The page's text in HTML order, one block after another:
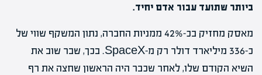
ביותר שתועד עבור אדם יחיד.
מאסק מחזיק בכ-42% ממניות החברה, נתון המשקף שווי של
כ-336 מיליארד דולר רק מ-SpaceX. בכך, שבר שוב את
השיא הקודם שלו, לאחר שכבר היה הראשון שחצה את רף